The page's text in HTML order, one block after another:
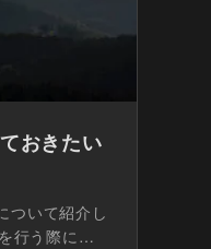
おきたい
ついて紹介し
行う際には